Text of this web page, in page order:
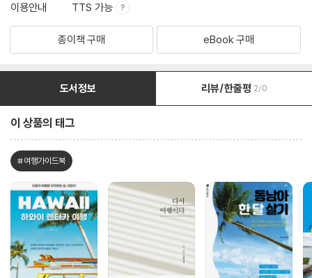
이용안내 TTS 가능
종이책 구매 eBook 구매
도서정보 리뷰/한줄평 2/0
이 상품의 태그
#여행가이드북